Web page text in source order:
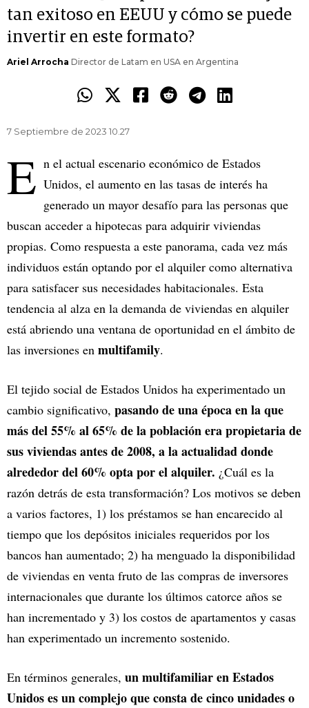
tan exitoso en EEUU y cómo se puede
invertir en este formato?
Ariel Arrocha Director de Latam en USA en Argentina
7 Septiembre de 2023 10.27
E n el actual escenario económico de Estados
Unidos, el aumento en las tasas de interés ha
generado un mayor desafío para las personas que
buscan acceder a hipotecas para adquirir viviendas
propias. Como respuesta a este panorama, cada vez más
individuos están optando por el alquiler como alternativa
para satisfacer sus necesidades habitacionales. Esta
tendencia al alza en la demanda de viviendas en alquiler
está abriendo una ventana de oportunidad en el ámbito de
las inversiones en multifamily.
El tejido social de Estados Unidos ha experimentado un
cambio significativo, pasando de una época en la que
más del 55% al 65% de la población era propietaria de
sus viviendas antes de 2008, a la actualidad donde
alrededor del 60% opta por el alquiler. ¿Cuál es la
razón detrás de esta transformación? Los motivos se deben
a varios factores, 1) los préstamos se han encarecido al
tiempo que los depósitos iniciales requeridos por los
bancos han aumentado; 2) ha menguado la disponibilidad
de viviendas en venta fruto de las compras de inversores
internacionales que durante los últimos catorce años se
han incrementado y 3) los costos de apartamentos y casas
han experimentado un incremento sostenido.
En términos generales, un multifamiliar en Estados
Unidos es un complejo que consta de cinco unidades o